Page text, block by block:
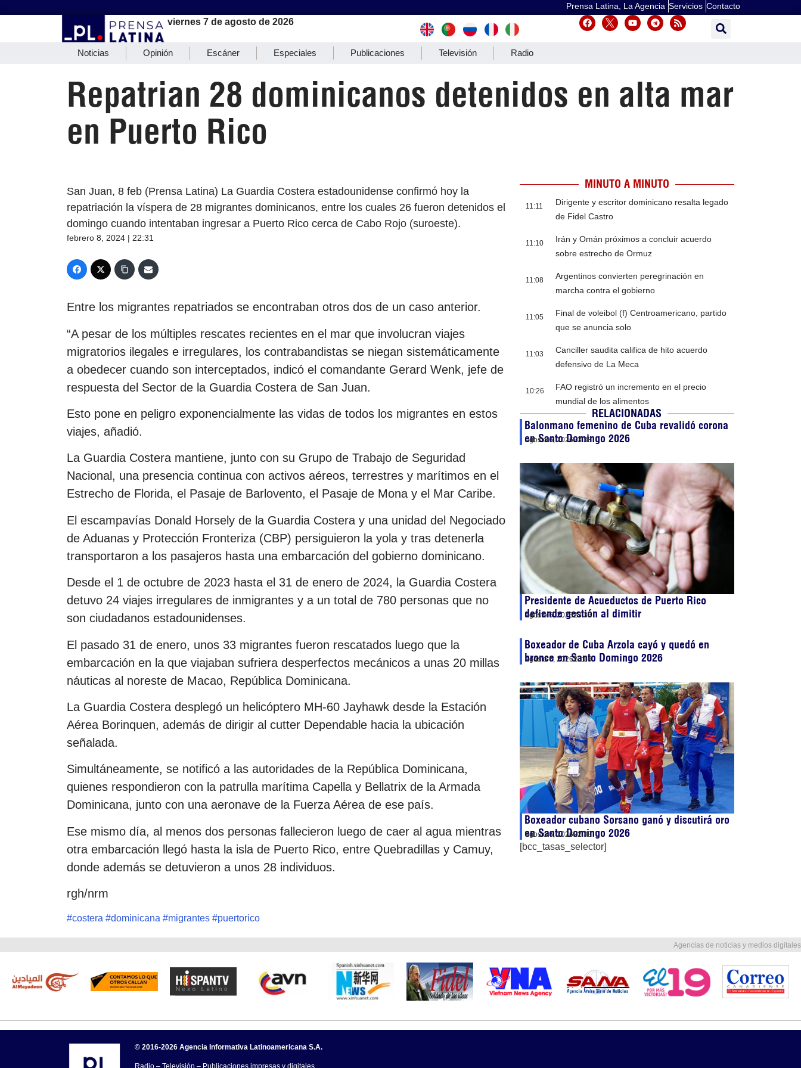
Prensa Latina, La Agencia Servicios Contacto
viernes 7 de agosto de 2026
Noticias Opinión Escáner Especiales Publicaciones Televisión Radio
Repatrian 28 dominicanos detenidos en alta mar
en Puerto Rico
San Juan, 8 feb (Prensa Latina) La Guardia Costera estadounidense confirmó hoy la
repatriación la víspera de 28 migrantes dominicanos, entre los cuales 26 fueron detenidos el
domingo cuando intentaban ingresar a Puerto Rico cerca de Cabo Rojo (suroeste).
febrero 8, 2024 | 22:31
Entre los migrantes repatriados se encontraban otros dos de un caso anterior.
“A pesar de los múltiples rescates recientes en el mar que involucran viajes
migratorios ilegales e irregulares, los contrabandistas se niegan sistemáticamente
a obedecer cuando son interceptados, indicó el comandante Gerard Wenk, jefe de
respuesta del Sector de la Guardia Costera de San Juan.
Esto pone en peligro exponencialmente las vidas de todos los migrantes en estos
viajes, añadió.
La Guardia Costera mantiene, junto con su Grupo de Trabajo de Seguridad
Nacional, una presencia continua con activos aéreos, terrestres y marítimos en el
Estrecho de Florida, el Pasaje de Barlovento, el Pasaje de Mona y el Mar Caribe.
El escampavías Donald Horsely de la Guardia Costera y una unidad del Negociado
de Aduanas y Protección Fronteriza (CBP) persiguieron la yola y tras detenerla
transportaron a los pasajeros hasta una embarcación del gobierno dominicano.
Desde el 1 de octubre de 2023 hasta el 31 de enero de 2024, la Guardia Costera
detuvo 24 viajes irregulares de inmigrantes y a un total de 780 personas que no
son ciudadanos estadounidenses.
El pasado 31 de enero, unos 33 migrantes fueron rescatados luego que la
embarcación en la que viajaban sufriera desperfectos mecánicos a unas 20 millas
náuticas al noreste de Macao, República Dominicana.
La Guardia Costera desplegó un helicóptero MH-60 Jayhawk desde la Estación
Aérea Borinquen, además de dirigir al cutter Dependable hacia la ubicación
señalada.
Simultáneamente, se notificó a las autoridades de la República Dominicana,
quienes respondieron con la patrulla marítima Capella y Bellatrix de la Armada
Dominicana, junto con una aeronave de la Fuerza Aérea de ese país.
Ese mismo día, al menos dos personas fallecieron luego de caer al agua mientras
otra embarcación llegó hasta la isla de Puerto Rico, entre Quebradillas y Camuy,
donde además se detuvieron a unos 28 individuos.
rgh/nrm
#costera #dominicana #migrantes #puertorico
MINUTO A MINUTO
11:11
Dirigente y escritor dominicano resalta legado
de Fidel Castro
11:10
Irán y Omán próximos a concluir acuerdo
sobre estrecho de Ormuz
11:08
Argentinos convierten peregrinación en
marcha contra el gobierno
11:05
Final de voleibol (f) Centroamericano, partido
que se anuncia solo
11:03
Canciller saudita califica de hito acuerdo
defensivo de La Meca
10:26
FAO registró un incremento en el precio
mundial de los alimentos
RELACIONADAS
Balonmano femenino de Cuba revalidó corona
en Santo Domingo 2026
agosto 6, 202623:38
Presidente de Acueductos de Puerto Rico
defiende gestión al dimitir
agosto 6, 202623:36
Boxeador de Cuba Arzola cayó y quedó en
bronce en Santo Domingo 2026
agosto 6, 202623:08
Boxeador cubano Sorsano ganó y discutirá oro
en Santo Domingo 2026
agosto 6, 202622:38
[bcc_tasas_selector]
Agencias de noticias y medios digitales
© 2016-2026 Agencia Informativa Latinoamericana S.A.
Radio – Televisión – Publicaciones impresas y digitales.